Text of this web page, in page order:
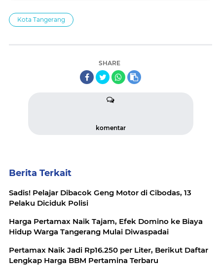
Kota Tangerang
SHARE
komentar
Berita Terkait
Sadis! Pelajar Dibacok Geng Motor di Cibodas, 13
Pelaku Diciduk Polisi
Harga Pertamax Naik Tajam, Efek Domino ke Biaya
Hidup Warga Tangerang Mulai Diwaspadai
Pertamax Naik Jadi Rp16.250 per Liter, Berikut Daftar
Lengkap Harga BBM Pertamina Terbaru